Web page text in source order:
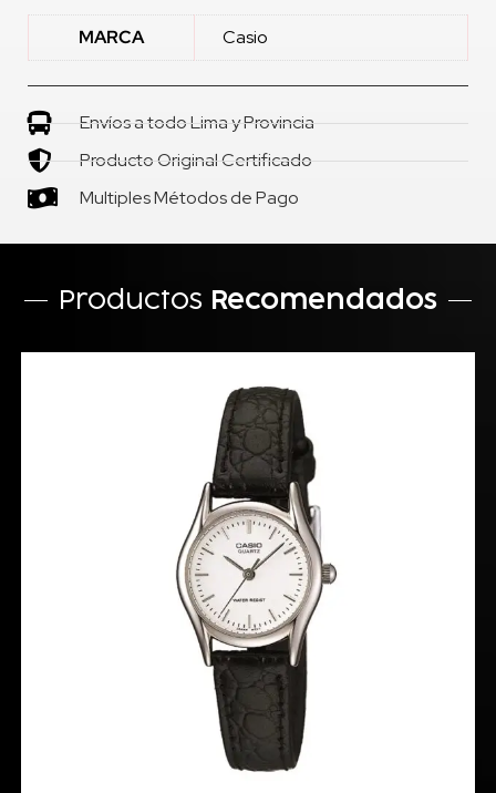
MARCA Casio
Envíos a todo Lima y Provincia
Producto Original Certificado
Multiples Métodos de Pago
Productos Recomendados